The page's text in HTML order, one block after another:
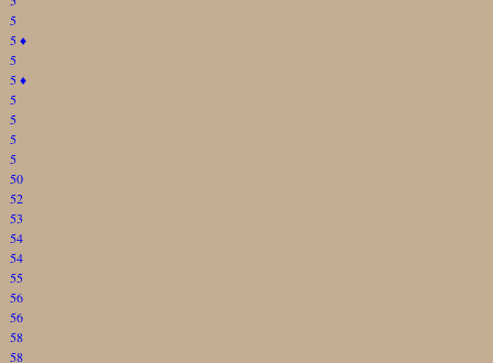
5
5♦
5
5♦
5
5
5
5
50
52
53
54
54
55
56
56
58
58